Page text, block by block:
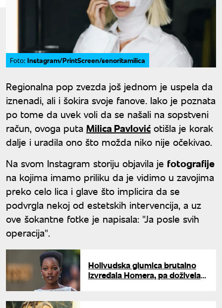
Foto: Instagram/PrintScreen/senoritamilica
Regionalna pop zvezda još jednom je uspela da
iznenadi, ali i šokira svoje fanove. Iako je poznata
po tome da uvek voli da se našali na sopstveni
račun, ovoga puta Milica Pavlović otišla je korak
dalje i uradila ono što možda niko nije očekivao.
Na svom Instagram storiju objavila je fotografije
na kojima imamo priliku da je vidimo u zavojima
preko celo lica i glave što implicira da se
podvrgla nekoj od estetskih intervencija, a uz
ove šokantne fotke je napisala: "Ja posle svih
operacija".
Holivudska glumica brutalno
izvređala Homera, pa doživela